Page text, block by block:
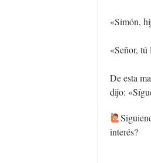
«Simón,
«Señor, tú
De esta
dijo:
interés?